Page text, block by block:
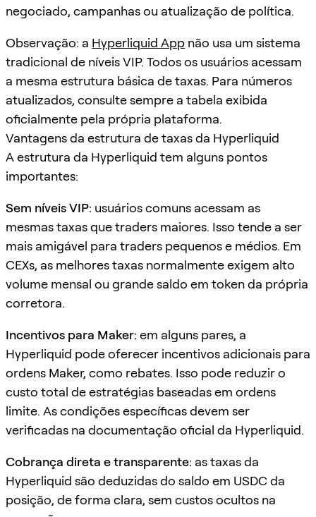
negociado, campanhas ou atualização de política.
Observação: a Hyperliquid App não usa um sistema
tradicional de níveis VIP. Todos os usuários acessam
a mesma estrutura básica de taxas. Para números
atualizados, consulte sempre a tabela exibida
oficialmente pela própria plataforma.
Vantagens da estrutura de taxas da Hyperliquid
A estrutura da Hyperliquid tem alguns pontos
importantes:
Sem níveis VIP: usuários comuns acessam as
mesmas taxas que traders maiores. Isso tende a ser
mais amigável para traders pequenos e médios. Em
CEXs, as melhores taxas normalmente exigem alto
volume mensal ou grande saldo em token da própria
corretora.
Incentivos para Maker: em alguns pares, a
Hyperliquid pode oferecer incentivos adicionais para
ordens Maker, como rebates. Isso pode reduzir o
custo total de estratégias baseadas em ordens
limite. As condições específicas devem ser
verificadas na documentação oficial da Hyperliquid.
Cobrança direta e transparente: as taxas da
Hyperliquid são deduzidas do saldo em USDC da
posição, de forma clara, sem custos ocultos na